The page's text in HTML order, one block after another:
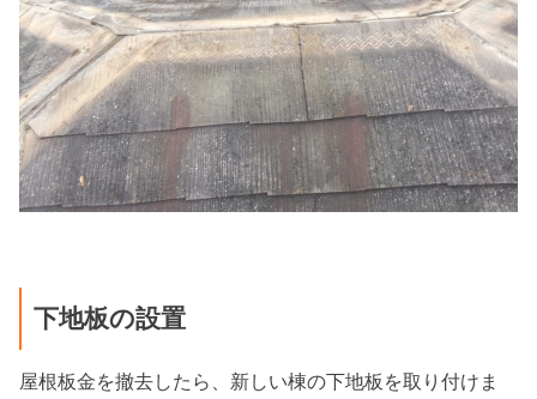
下地板の設置
屋根板金を撤去したら、新しい棟の下地板を取り付けま